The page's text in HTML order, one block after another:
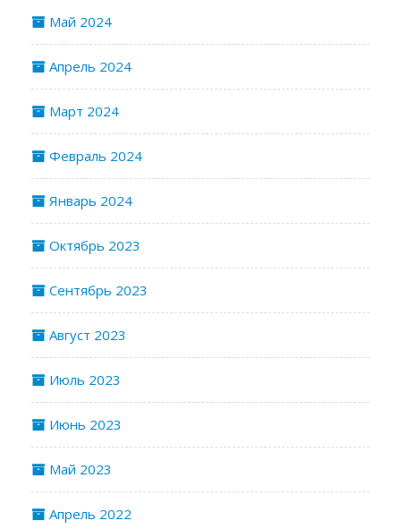
Май 2024
Апрель 2024
Март 2024
Февраль 2024
Январь 2024
Октябрь 2023
Сентябрь 2023
Август 2023
Июль 2023
Июнь 2023
Май 2023
Апрель 2022